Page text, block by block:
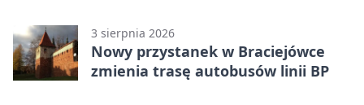
3 sierpnia 2026
Nowy przystanek w Braciejówce
zmienia trasę autobusów linii BP